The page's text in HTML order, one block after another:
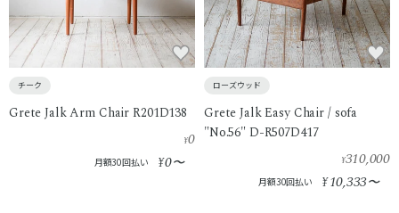
チーク
Grete Jalk Arm Chair R201D138
¥0
月額30回払い ¥0〜
ローズウッド
Grete Jalk Easy Chair / sofa
"No.56" D-R507D417
¥310,000
月額30回払い ¥10,333〜